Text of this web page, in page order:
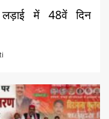
में 48वें दिन